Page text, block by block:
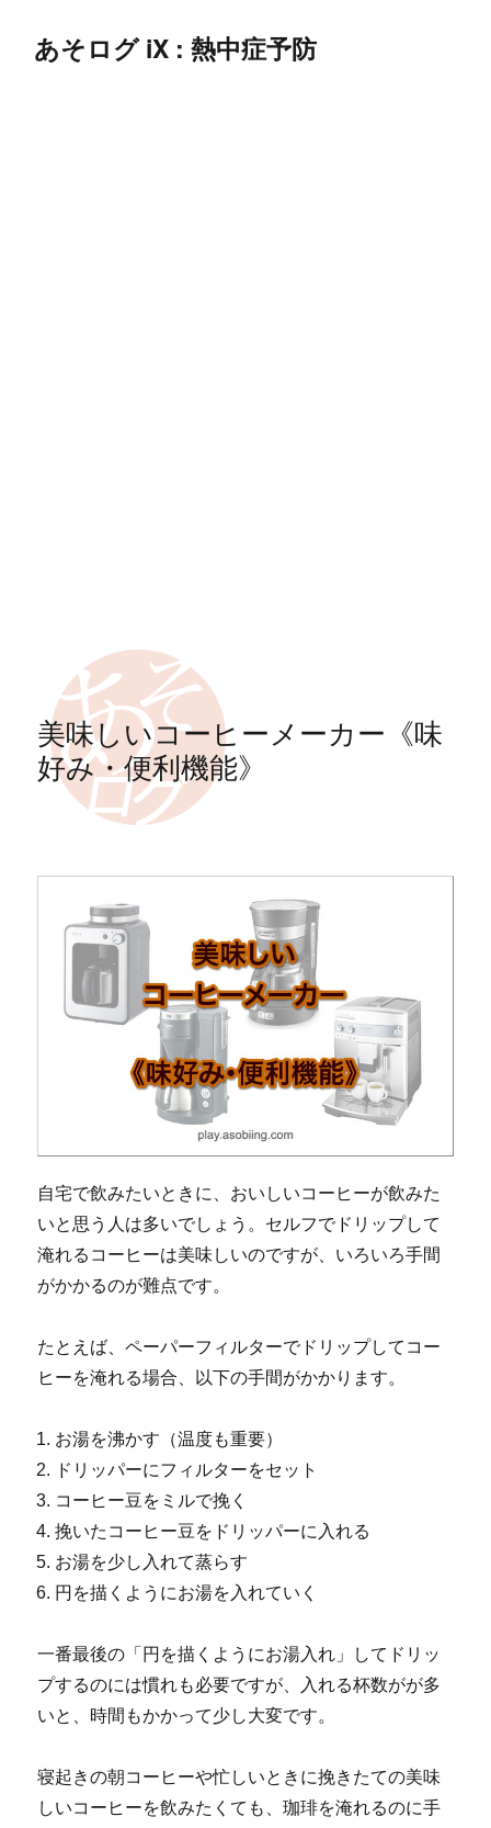
あそログ iX : 熱中症予防
美味しいコーヒーメーカー《味
好み・便利機能》
自宅で飲みたいときに、おいしいコーヒーが飲みた
いと思う人は多いでしょう。セルフでドリップして
淹れるコーヒーは美味しいのですが、いろいろ手間
がかかるのが難点です。
たとえば、ペーパーフィルターでドリップしてコー
ヒーを淹れる場合、以下の手間がかかります。
お湯を沸かす（温度も重要）
ドリッパーにフィルターをセット
コーヒー豆をミルで挽く
挽いたコーヒー豆をドリッパーに入れる
お湯を少し入れて蒸らす
円を描くようにお湯を入れていく
一番最後の「円を描くようにお湯入れ」してドリッ
プするのには慣れも必要ですが、入れる杯数がが多
いと、時間もかかって少し大変です。
寝起きの朝コーヒーや忙しいときに挽きたての美味
しいコーヒーを飲みたくても、珈琲を淹れるのに手